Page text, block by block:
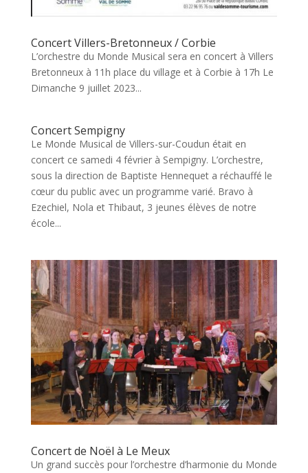
Concert Villers-Bretonneux / Corbie
L’orchestre du Monde Musical sera en concert à Villers
Bretonneux à 11h place du village et à Corbie à 17h Le
Dimanche 9 juillet 2023...
Concert Sempigny
Le Monde Musical de Villers-sur-Coudun était en
concert ce samedi 4 février à Sempigny. L’orchestre,
sous la direction de Baptiste Hennequet a réchauffé le
cœur du public avec un programme varié. Bravo à
Ezechiel, Nola et Thibaut, 3 jeunes élèves de notre
école...
Concert de Noël à Le Meux
Un grand succès pour l’orchestre d’harmonie du Monde